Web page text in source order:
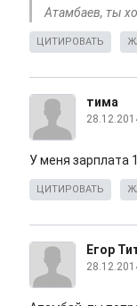
Атамбаев, ты
ЦИТИРОВАТЬ
тима
У меня зарплата
ЦИТИРОВАТЬ
Егор